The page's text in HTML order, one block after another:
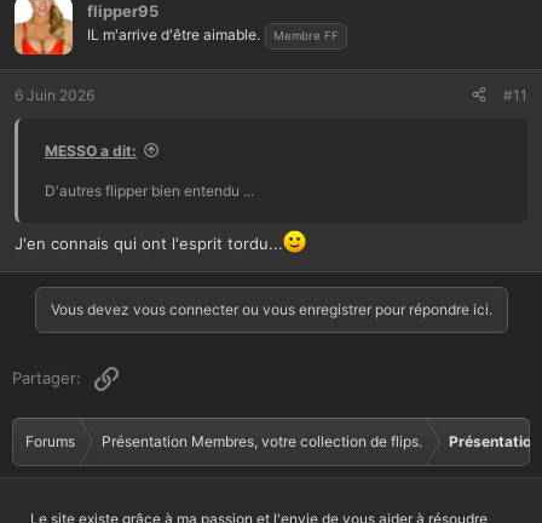
flipper95
IL m'arrive d'être aimable. Membre FF
6 Juin 2026 #11
MESSO a dit:
D'autres flipper bien entendu ...
J'en connais qui ont l'esprit tordu...
Vous devez vous connecter ou vous enregistrer pour répondre ici.
Partager: Lien
Forums Présentation Membres, votre collection de flips.
Le site existe grâce à ma passion et l'envie de vous aider à résoudre